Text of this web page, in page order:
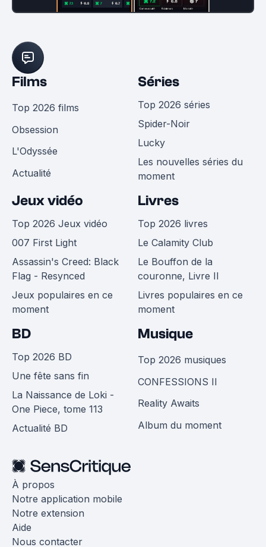
Films
Top 2026 films
Obsession
L'Odyssée
Actualité
Séries
Top 2026 séries
Spider-Noir
Lucky
Les nouvelles séries du
moment
Jeux vidéo
Top 2026 Jeux vidéo
007 First Light
Assassin's Creed: Black
Flag - Resynced
Jeux populaires en ce
moment
Livres
Top 2026 livres
Le Calamity Club
Le Bouffon de la
couronne, Livre II
Livres populaires en ce
moment
BD
Top 2026 BD
Une fête sans fin
La Naissance de Loki -
One Piece, tome 113
Actualité BD
Musique
Top 2026 musiques
CONFESSIONS II
Reality Awaits
Album du moment
À propos
Notre application mobile
Notre extension
Aide
Nous contacter